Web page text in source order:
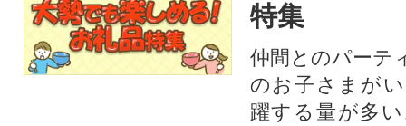
特集
仲間とのパーテ
のお子さまが
躍する量が多